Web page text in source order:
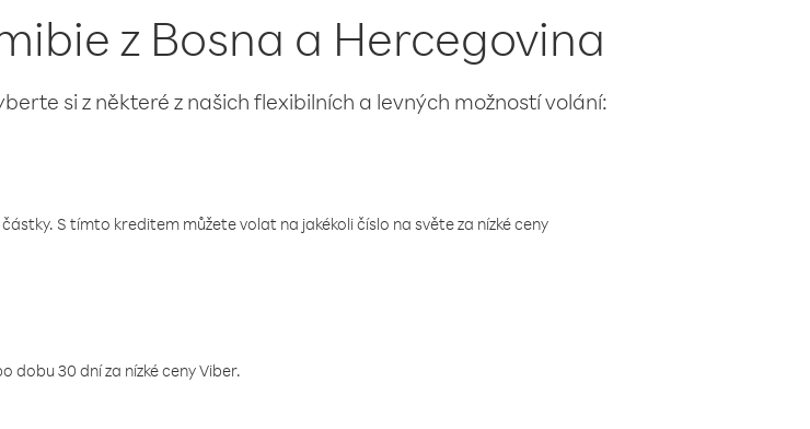
z Bosna a Hercegovina
si z některé z našich flexibilních a levných možností volání:
S tímto kreditem můžete volat na jakékoli číslo na světe za nízké ceny
30 dní za nízké ceny Viber.